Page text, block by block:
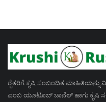
ರೈತರಿಗೆ ಕೃಷಿ ಸಂಬಂದಿತ ಮಾಹಿತಿಯನ್ನು
ಎಂಬ ಯೂಟೂಬ್ ಚಾನೆಲ್ ಹಾಗು ಕೃಷಿ